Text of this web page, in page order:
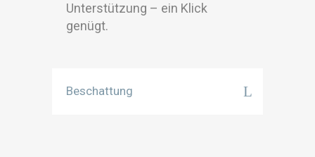
Unterstützung – ein Klick
genügt.
Beschattung